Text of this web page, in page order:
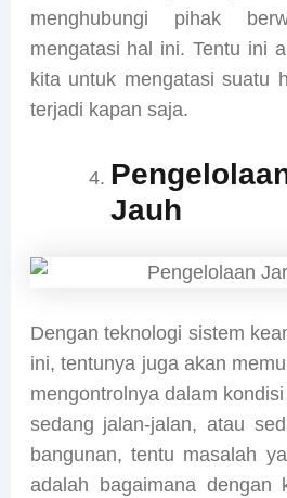
menghubungi pihak
mengatasi hal ini. Tentu ini
kita untuk mengatasi suatu
terjadi kapan saja.
Jauh
Dengan teknologi sistem
ini, tentunya juga akan
mengontrolnya dalam
sedang jalan-jalan, atau
bangunan, tentu masalah
adalah bagaimana dengan